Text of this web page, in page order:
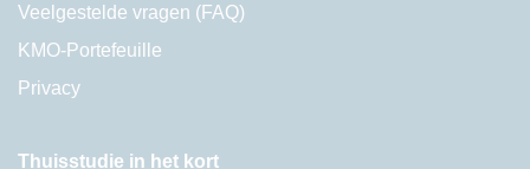
Veelgestelde vragen (FAQ)
KMO-Portefeuille
Privacy
Thuisstudie in het kort